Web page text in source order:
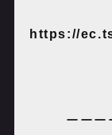
https://
ーーー